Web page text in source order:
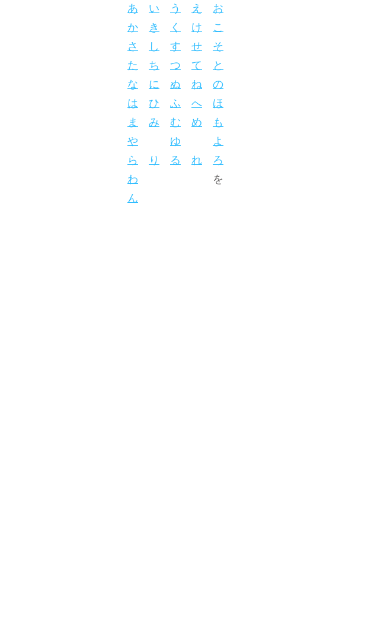
あ い う え お
か き く け こ
さ し す せ そ
た ち つ て と
な に ぬ ね の
は ひ ふ へ ほ
ま み む め も
や
ゆ
よ
ら り る れ ろ
わ を
ん